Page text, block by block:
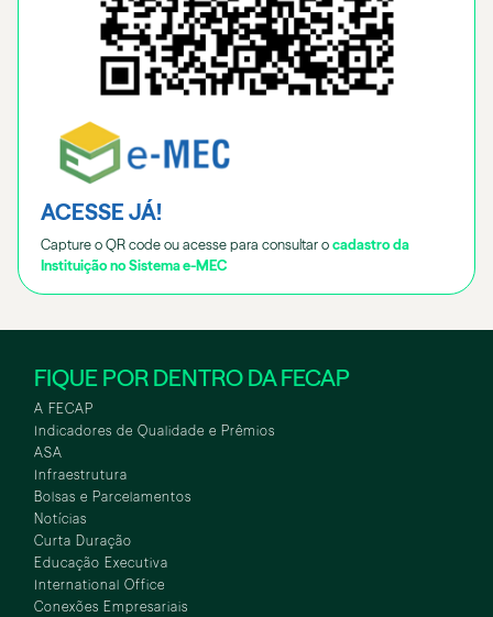
ACESSE JÁ!
Capture o QR code ou acesse para consultar o cadastro da
Instituição no Sistema e-MEC
FIQUE POR DENTRO DA FECAP
A FECAP
Indicadores de Qualidade e Prêmios
ASA
Infraestrutura
Bolsas e Parcelamentos
Notícias
Curta Duração
Educação Executiva
International Office
Conexões Empresariais